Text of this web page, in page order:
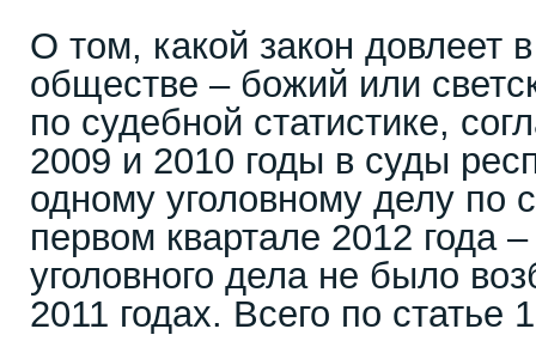
О том, какой закон довлеет
обществе – божий или
по судебной статистике,
2009 и 2010 годы в суды
одному уголовному делу по
первом квартале 2012 года
уголовного дела не было
2011 годах. Всего по